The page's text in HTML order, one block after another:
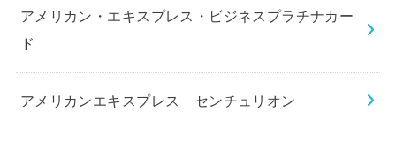
アメリカン・エキスプレス・ビジネスプラチナカー
ド
アメリカンエキスプレス センチュリオン